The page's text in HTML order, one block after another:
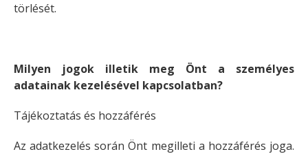
törlését.
Milyen jogok illetik meg Önt a személyes
adatainak kezelésével kapcsolatban?
Tájékoztatás és hozzáférés
Az adatkezelés során Önt megilleti a hozzáférés joga.